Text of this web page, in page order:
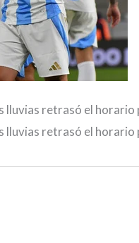
lluvias retrasó el
lluvias retrasó el